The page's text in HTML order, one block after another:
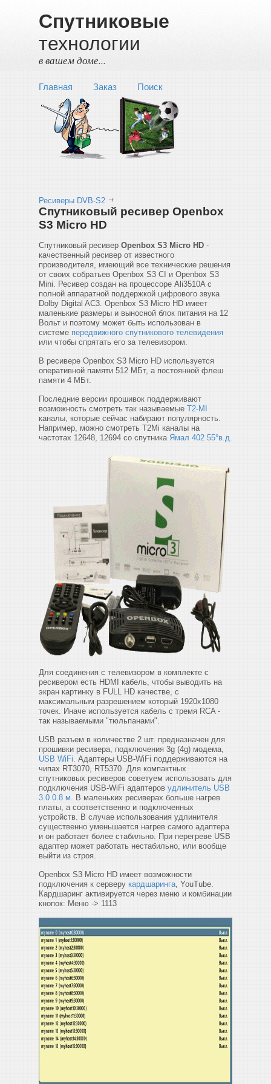
Спутниковые
технологии
в вашем доме...
Главная Заказ Поиск
Ресиверы DVB-S2
Спутниковый ресивер Openbox
S3 Micro HD
Спутниковый ресивер Openbox S3 Micro HD -
качественный ресивер от известного
производителя, имеющий все технические решения
от своих собратьев Openbox S3 CI и Openbox S3
Mini. Ресивер создан на процессоре Ali3510A с
полной аппаратной поддержкой цифрового звука
Dolby Digital AC3. Openbox S3 Micro HD имеет
маленькие размеры и выносной блок питания на 12
Вольт и поэтому может быть использован в
системе передвижного спутникового телевидения
или чтобы спрятать его за телевизором.
В ресивере Openbox S3 Micro HD используется
оперативной памяти 512 МБт, а постоянной флеш
памяти 4 МБт.
Последние версии прошивок поддерживают
возможность смотреть так называемые
T2-MI
каналы, которые сейчас набирают популярность.
Например, можно смотреть T2Mi каналы на
частотах 12648, 12694 со спутника Ямал 402 55°в.д.
Для соединения с телевизором в комплекте с
ресивером есть HDMI кабель, чтобы выводить на
экран картинку в FULL HD качестве, с
максимальным разрешением который 1920x1080
точек. Иначе используется кабель с тремя RCA -
так называемыми "тюльпанами".
USB разъем в количестве 2 шт. предназначен для
прошивки ресивера, подключения 3g (4g) модема,
USB WiFi. Адаптеры USB-WiFi поддерживаются на
чипах RT3070, RT5370. Для компактных
спутниковых ресиверов советуем использовать для
подключения USB-WiFi адаптеров удлинитель USB
3.0 0.8 м. В маленьких ресиверах больше нагрев
платы, а соответственно и подключенных
устройств. В случае использования удлинителя
существенно уменьшается нагрев самого адаптера
и он работает более стабильно. При перегреве USB
адаптер может работать нестабильно, или вообще
выйти из строя.
Openbox S3 Micro HD имеет возможности
подключения к серверу кардшаринга, YouTube.
Кардшаринг активируется через меню и комбинации
кнопок: Меню -> 1113